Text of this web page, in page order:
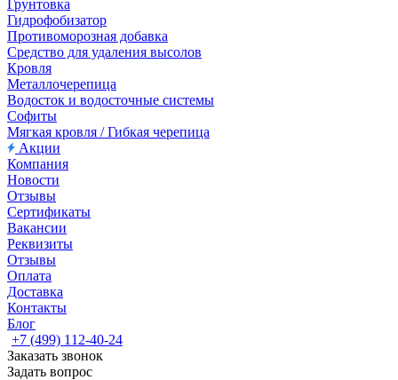
Грунтовка
Гидрофобизатор
Противоморозная добавка
Средство для удаления высолов
Кровля
Металлочерепица
Водосток и водосточные системы
Софиты
Мягкая кровля / Гибкая черепица
Акции
Компания
Новости
Отзывы
Сертификаты
Вакансии
Реквизиты
Отзывы
Оплата
Доставка
Контакты
Блог
+7 (499) 112-40-24
Заказать звонок
Задать вопрос